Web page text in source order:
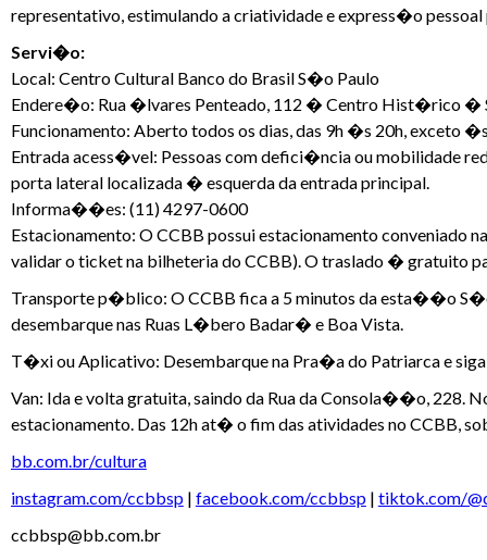
representativo, estimulando a criatividade e express�o
Servi�o:
Local: Centro Cultural Banco do Brasil S�o Paulo
Endere�o: Rua �lvares Penteado, 112 � Centro Hist�rico �
Funcionamento: Aberto todos os dias, das 9h �s 20h, exceto
Entrada acess�vel: Pessoas com defici�ncia ou mobilidade
porta lateral localizada � esquerda da entrada principal.
Informa��es: (11) 4297-0600
Estacionamento: O CCBB possui estacionamento
validar o ticket na bilheteria do CCBB). O traslado � gratuito
Transporte p�blico: O CCBB fica a 5 minutos da esta��o
desembarque nas Ruas L�bero Badar� e Boa Vista.
T�xi ou Aplicativo: Desembarque na Pra�a do Patriarca e
Van: Ida e volta gratuita, saindo da Rua da Consola��o,
estacionamento. Das 12h at� o fim das atividades no CCBB,
bb.com.br/cultura
instagram.com/ccbbsp| facebook.com/ccbbsp| tiktok.com/
ccbbsp@bb.com.br